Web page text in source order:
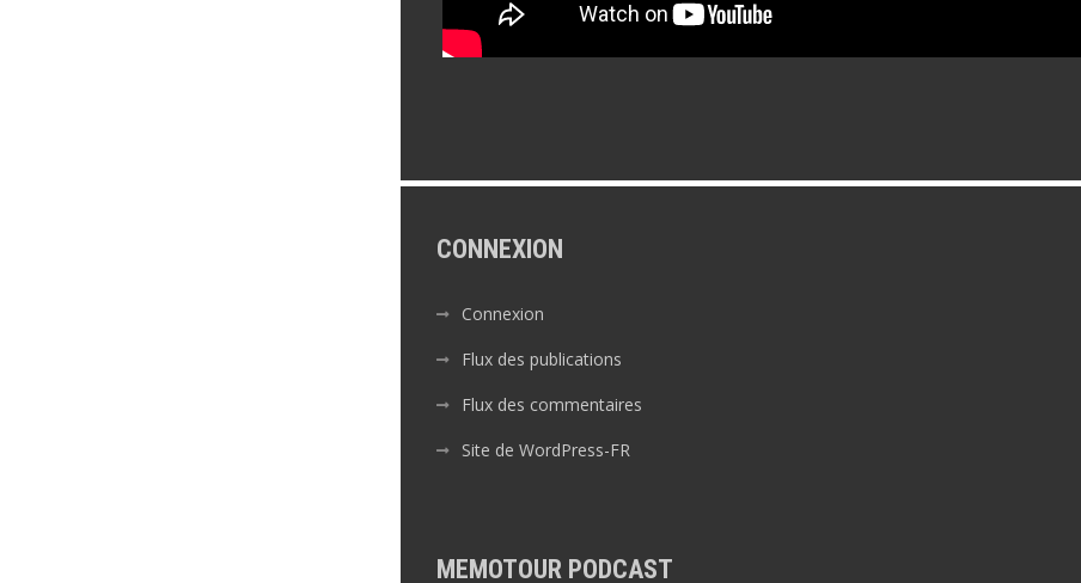
CONNEXION
Connexion
Flux des publications
Flux des commentaires
Site de WordPress-FR
MEMOTOUR PODCAST